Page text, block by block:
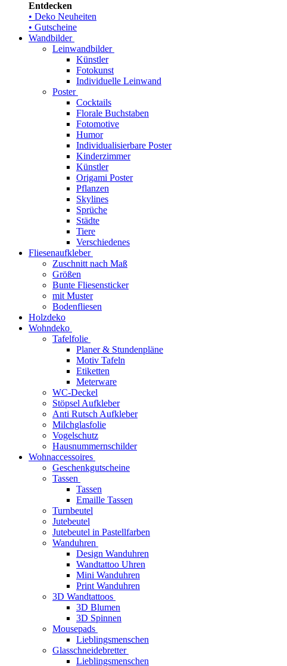
Entdecken
• Deko Neuheiten
• Gutscheine
Wandbilder
Leinwandbilder
Künstler
Fotokunst
Individuelle Leinwand
Poster
Cocktails
Florale Buchstaben
Fotomotive
Humor
Individualisierbare Poster
Kinderzimmer
Künstler
Origami Poster
Pflanzen
Skylines
Sprüche
Städte
Tiere
Verschiedenes
Fliesenaufkleber
Zuschnitt nach Maß
Größen
Bunte Fliesensticker
mit Muster
Bodenfliesen
Holzdeko
Wohndeko
Tafelfolie
Planer & Stundenpläne
Motiv Tafeln
Etiketten
Meterware
WC-Deckel
Stöpsel Aufkleber
Anti Rutsch Aufkleber
Milchglasfolie
Vogelschutz
Hausnummernschilder
Wohnaccessoires
Geschenkgutscheine
Tassen
Tassen
Emaille Tassen
Turnbeutel
Jutebeutel
Jutebeutel in Pastellfarben
Wanduhren
Design Wanduhren
Wandtattoo Uhren
Mini Wanduhren
Print Wanduhren
3D Wandtattoos
3D Blumen
3D Spinnen
Mousepads
Lieblingsmenschen
Glasschneidebretter
Lieblingsmenschen